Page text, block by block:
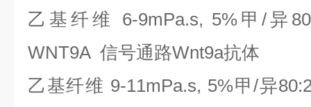
乙基纤维
6-9mPa.s, 5%甲/异
WNT9A 信号通路Wnt9a抗体
乙基纤维 9-11mPa.s, 5%甲/异